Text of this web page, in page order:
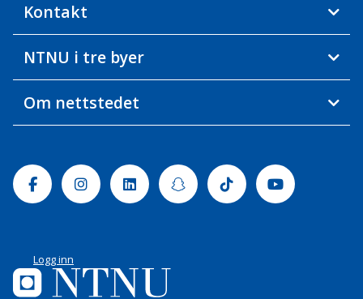
Kontakt
NTNU i tre byer
Om nettstedet
FacebookInstagramLinkedinSnapchatTiktok Youtube
Logg inn